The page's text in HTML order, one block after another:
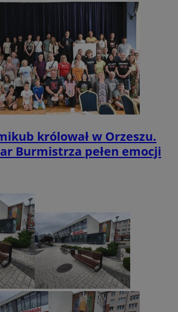
królował w Orzeszu.
Burmistrza pełen emocji